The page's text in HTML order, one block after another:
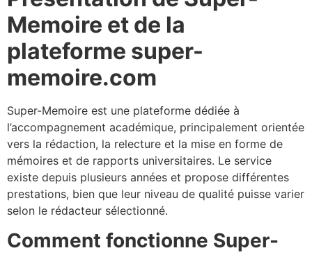
Memoire et de la
plateforme super-
memoire.com
Super-Memoire est une plateforme dédiée à
l’accompagnement académique, principalement orientée
vers la rédaction, la relecture et la mise en forme de
mémoires et de rapports universitaires. Le service
existe depuis plusieurs années et propose différentes
prestations, bien que leur niveau de qualité puisse varier
selon le rédacteur sélectionné.
Comment fonctionne Super-